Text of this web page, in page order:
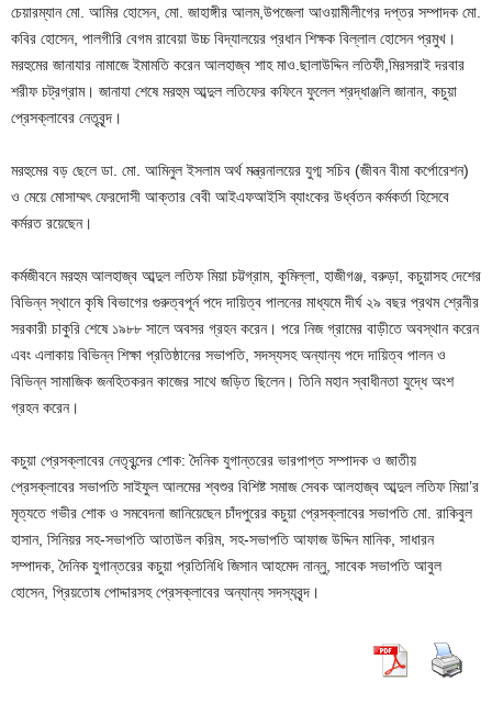
চেয়ারম্যান মো. আমির হোসেন, মো. জাহাঙ্গীর আলম,উপজেলা আওয়ামীলীগের দপ্তর সম্পাদক মো.
কবির হোসেন, পালগীরি বেগম রাবেয়া উচ্চ বিদ্যালয়ের প্রধান শিক্ষক বিল্লাল হোসেন প্রমুখ।
মরহুমের জানাযার নামাজে ইমামতি করেন আলহাজ্ব শাহ মাও.ছালাউদ্দিন লতিফী,মিরসরাই দরবার
শরীফ চট্রগ্রাম। জানাযা শেষে মরহুম আব্দুল লতিফের কফিনে ফুলেল শ্রদ্ধাঞ্জলি জানান, কচুয়া
প্রেসক্লাবের নেতৃবৃন্দ।
মরহুমের বড় ছেলে ডা. মো. আমিনুল ইসলাম অর্থ মন্ত্রনালয়ের যুগ্ম সচিব (জীবন বীমা কর্পোরেশন)
ও মেয়ে মোসাম্মৎ ফেরদোসী আক্তার বেবী আইএফআইসি ব্যাংকের উর্ধ্বতন কর্মকর্তা হিসেবে
কর্মরত রয়েছেন।
কর্মজীবনে মরহুম আলহাজ্ব আব্দুল লতিফ মিয়া চট্টগ্রাম, কুমিল্লা, হাজীগঞ্জ, বরুড়া, কচুয়াসহ দেশের
বিভিন্ন স্থানে কৃষি বিভাগের গুরুত্বপূর্ন পদে দায়িত্ব পালনের মাধ্যমে দীর্ঘ ২৯ বছর প্রথম শ্রেনীর
সরকারী চাকুরি শেষে ১৯৮৮ সালে অবসর গ্রহন করেন। পরে নিজ গ্রামের বাড়ীতে অবস্থান করেন
এবং এলাকায় বিভিন্ন শিক্ষা প্রতিষ্ঠানের সভাপতি, সদস্যসহ অন্যান্য পদে দায়িত্ব পালন ও
বিভিন্ন সামাজিক জনহিতকরন কাজের সাথে জড়িত ছিলেন। তিনি মহান স্বাধীনতা যুদ্ধে অংশ
গ্রহন করেন।
কচুয়া প্রেসক্লাবের নেতৃবৃন্দের শোক: দৈনিক যুগান্তরের ভারপাপ্ত সম্পাদক ও জাতীয়
প্রেসক্লাবের সভাপতি সাইফুল আলমের শ্বশুর বিশিষ্ট সমাজ সেবক আলহাজ্ব আব্দুল লতিফ মিয়া’র
মৃত্যতে গভীর শোক ও সমবেদনা জানিয়েছেন চাঁদপুরের কচুয়া প্রেসক্লাবের সভাপতি মো. রাকিবুল
হাসান, সিনিয়র সহ-সভাপতি আতাউল করিম, সহ-সভাপতি আফাজ উদ্দিন মানিক, সাধারন
সম্পাদক, দৈনিক যুগান্তরের কচুয়া প্রতিনিধি জিসান আহমেদ নান্নু, সাবেক সভাপতি আবুল
হোসেন, প্রিয়তোষ পোদ্দারসহ প্রেসক্লাবের অন্যান্য সদস্যবৃন্দ।